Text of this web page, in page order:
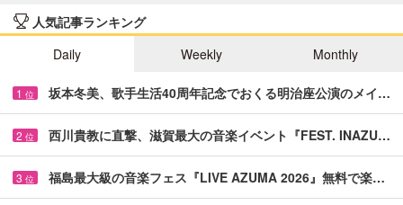
人気記事ランキング
Daily
Weekly Monthly
1 位 坂本冬美、歌手生活40周年記念でおくる明治座公演のメイ…
2 位 西川貴教に直撃、滋賀最大の音楽イベント『FEST. INAZU…
3 位 福島最大級の音楽フェス『LIVE AZUMA 2026』無料で楽…